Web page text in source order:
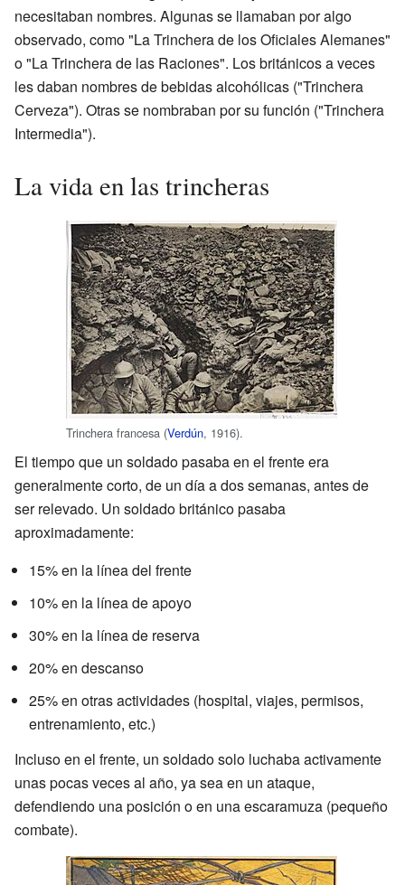
necesitaban nombres. Algunas se llamaban por algo
observado, como "La Trinchera de los Oficiales Alemanes"
o "La Trinchera de las Raciones". Los británicos a veces
les daban nombres de bebidas alcohólicas ("Trinchera
Cerveza"). Otras se nombraban por su función ("Trinchera
Intermedia").
La vida en las trincheras
Trinchera francesa (Verdún, 1916).
El tiempo que un soldado pasaba en el frente era
generalmente corto, de un día a dos semanas, antes de
ser relevado. Un soldado británico pasaba
aproximadamente:
15% en la línea del frente
10% en la línea de apoyo
30% en la línea de reserva
20% en descanso
25% en otras actividades (hospital, viajes, permisos,
entrenamiento, etc.)
Incluso en el frente, un soldado solo luchaba activamente
unas pocas veces al año, ya sea en un ataque,
defendiendo una posición o en una escaramuza (pequeño
combate).